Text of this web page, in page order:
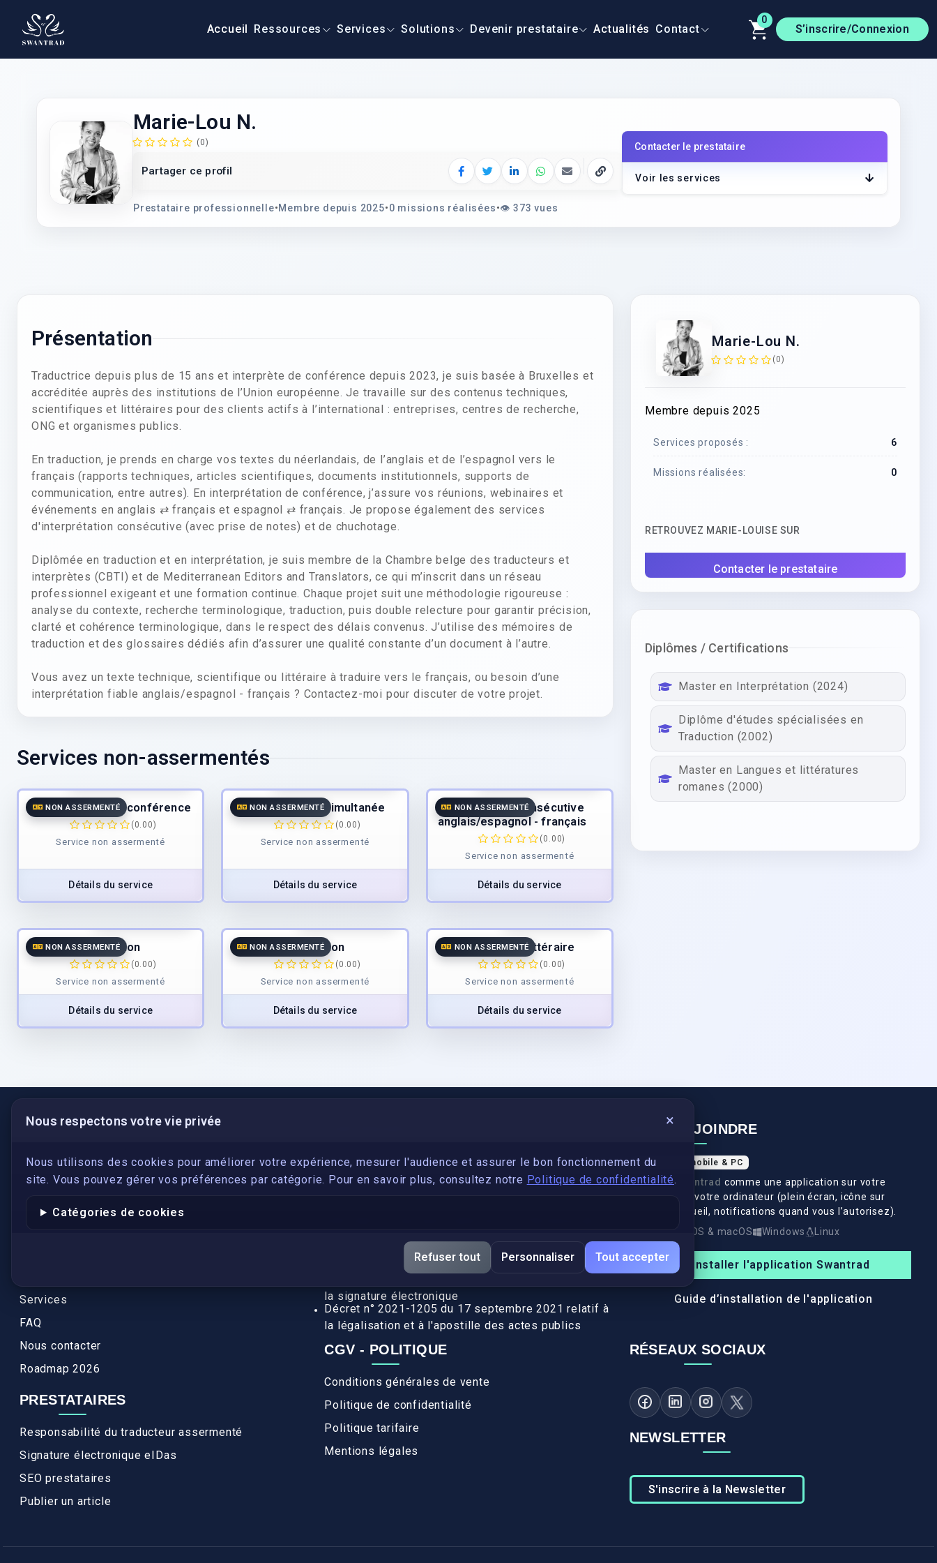
Accueil Ressources Services Solutions Devenir prestataire Actualités Contact
0
S’inscrire/Connexion
Marie-Lou N.
(0)
Partager ce profil
Facebook
TwitterLinkedInWhatsApp
E‑mailCopier le lien
Prestataire professionnelle•Membre depuis 2025•0 missions réalisées•👁️ 373 vues
Contacter le prestataire
Voir les services
Marie-Lou N.
(0)
Membre depuis 2025
Services proposés : 6
Missions réalisées: 0
RETROUVEZ MARIE-LOUISE SUR
Contacter le prestataire
Diplômes / Certifications
Master en Interprétation (2024)
Diplôme d'études spécialisées en
Traduction (2002)
Master en Langues et littératures
romanes (2000)
Présentation
Traductrice depuis plus de 15 ans et interprète de conférence depuis 2023, je suis basée à Bruxelles et
accréditée auprès des institutions de l’Union européenne. Je travaille sur des contenus techniques,
scientifiques et littéraires pour des clients actifs à l’international : entreprises, centres de recherche,
ONG et organismes publics.
En traduction, je prends en charge vos textes du néerlandais, de l’anglais et de l’espagnol vers le
français (rapports techniques, articles scientifiques, documents institutionnels, supports de
communication, entre autres). En interprétation de conférence, j’assure vos réunions, webinaires et
événements en anglais ⇄ français et espagnol ⇄ français. Je propose également des services
d'interprétation consécutive (avec prise de notes) et de chuchotage.
Diplômée en traduction et en interprétation, je suis membre de la Chambre belge des traducteurs et
interprètes (CBTI) et de Mediterranean Editors and Translators, ce qui m’inscrit dans un réseau
professionnel exigeant et une formation continue. Chaque projet suit une méthodologie rigoureuse :
analyse du contexte, recherche terminologique, traduction, puis double relecture pour garantir précision,
clarté et cohérence terminologique, dans le respect des délais convenus. J’utilise des mémoires de
traduction et des glossaires dédiés afin d’assurer une qualité constante d’un document à l’autre.
Vous avez un texte technique, scientifique ou littéraire à traduire vers le français, ou besoin d’une
interprétation fiable anglais/espagnol - français ? Contactez-moi pour discuter de votre projet.
Services non-assermentés
NON ASSERMENTÉ
Interprétation de conférence
(0.00)
Service non assermenté
Détails du service
NON ASSERMENTÉ
Interprétation simultanée
(0.00)
Service non assermenté
Détails du service
NON ASSERMENTÉ
Interprétation consécutive
anglais/espagnol - français
(0.00)
Service non assermenté
Détails du service
NON ASSERMENTÉ
Traduction
(0.00)
Service non assermenté
Détails du service
NON ASSERMENTÉ
Traduction
(0.00)
Service non assermenté
Détails du service
NON ASSERMENTÉ
Traduction littéraire
(0.00)
Service non assermenté
Détails du service
Nous respectons votre vie privée ×
Nous utilisons des cookies pour améliorer votre expérience, mesurer l'audience et assurer le bon fonctionnement du
site. Vous pouvez gérer vos préférences par catégorie. Pour en savoir plus, consultez notre Politique de confidentialité.
Catégories de cookies
Refuser tout Personnaliser Tout accepter
LIENS UTILES
S'inscrire
Qui sommes-nous ?
Conformité
Services
FAQ
Nous contacter
Roadmap 2026
PRESTATAIRES
Responsabilité du traducteur assermenté
Signature électronique eIDas
SEO prestataires
Publier un article
Devenez développeur avec IronSkill Academy
Gubernatis immobilier
Apostille et légalisation, fin de l'obligation entre les
la signature électronique
Décret n° 2021-1205 du 17 septembre 2021 relatif à
la légalisation et à l'apostille des actes publics
CGV - POLITIQUE
Conditions générales de vente
Politique de confidentialité
Politique tarifaire
Mentions légales
NOUS REJOINDRE
Application mobile & PC
InstallezSwantrad comme une application sur votre
téléphone et votre ordinateur (plein écran, icône sur
l’écran d’accueil, notifications quand vous l’autorisez).
iOS & macOS Windows Linux
Installer l'application Swantrad
Guide d’installation de l'application
RÉSEAUX SOCIAUX
NEWSLETTER
S'inscrire à la Newsletter